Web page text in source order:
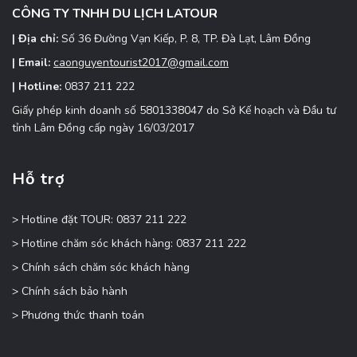
CÔNG TY TNHH DU LỊCH LATOUR
| Địa chỉ: Số 36 Đường Vạn Kiếp, P. 8, TP. Đà Lạt, Lâm Đồng
| Email: caonguyentourist2017@gmail.com
| Hotline: 0837 211 222
Giấy phép kinh doanh số 5801338047 do Sở Kế hoạch và Đầu tư
tỉnh Lâm Đồng cấp ngày 16/03/2017
Hỗ trợ
> Hotline đặt TOUR: 0837 211 222
> Hotline chăm sóc khách hàng: 0837 211 222
> Chính sách chăm sóc khách hàng
> Chính sách bảo hành
> Phương thức thanh toán